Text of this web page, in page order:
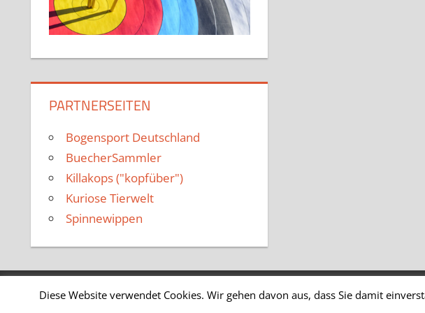
PARTNERSEITEN
Bogensport Deutschland
BuecherSammler
Killakops ("kopfüber")
Kuriose Tierwelt
Spinnewippen
WordPress-Theme: Tortuga von ThemeZee.
Diese Website verwendet Cookies. Wir gehen davon aus, dass Sie damit